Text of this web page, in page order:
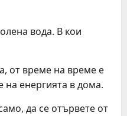
вода. В кои
от време на време е
енергията в дома.
да се отървете от